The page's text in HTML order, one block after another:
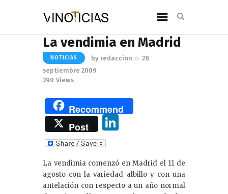
La vendimia en Madrid
NOTICIAS by redaccion
28
septiembre 2009
390 Views
Recommend
Post
e
dI
La vendimia comenzó en Madrid el 11 de
agosto con la variedad albillo y con una
antelación con respecto a un año normal